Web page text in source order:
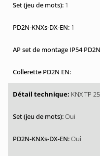
1
1
KNX TP
Oui
Oui